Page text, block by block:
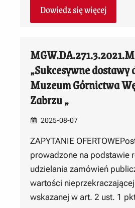
Dowiedz się więcej
„Sukcesywne
Muzeum Górnictwa
Zabrzu „
2025-08-07
ZAPYTANIE
prowadzone na podstawie
udzielania zamówień
wartości
wskazanej w art. 2 ust. 1